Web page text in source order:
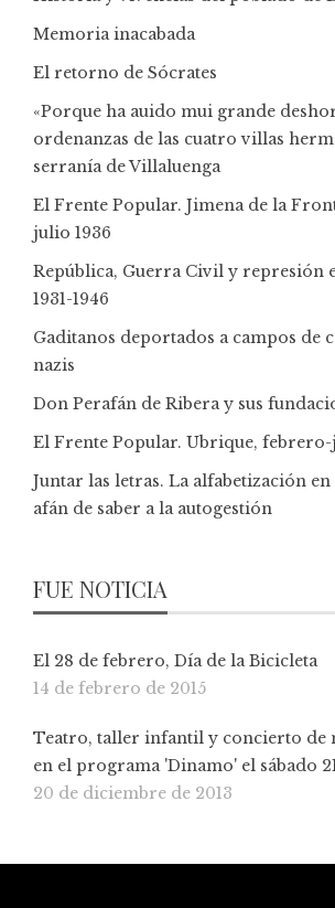
Memoria inacabada
El retorno de Sócrates
«Porque ha auido mui grande
ordenanzas de las cuatro villas
serranía de Villaluenga
El Frente Popular. Jimena de la
julio 1936
República, Guerra Civil y represión
1931-1946
Gaditanos deportados a campos de
nazis
Don Perafán de Ribera y sus
El Frente Popular. Ubrique, febrero-
Juntar las letras. La alfabetización
afán de saber a la autogestión
FUE NOTICIA
El 28 de febrero, Día de la Bicicleta
14 de febrero de 2015
Teatro, taller infantil y concierto de
en el programa 'Dinamo' el sábado
20 de diciembre de 2013